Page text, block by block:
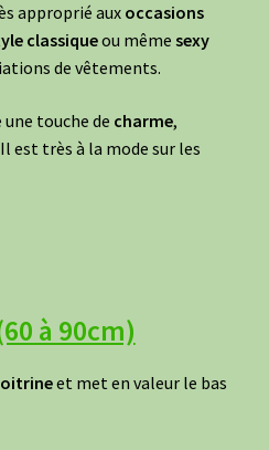
approprié aux occasions
classiqueou même sexy
de vêtements.
touche de charme,
est très à la mode sur les
à 90cm)
et met en valeur le bas